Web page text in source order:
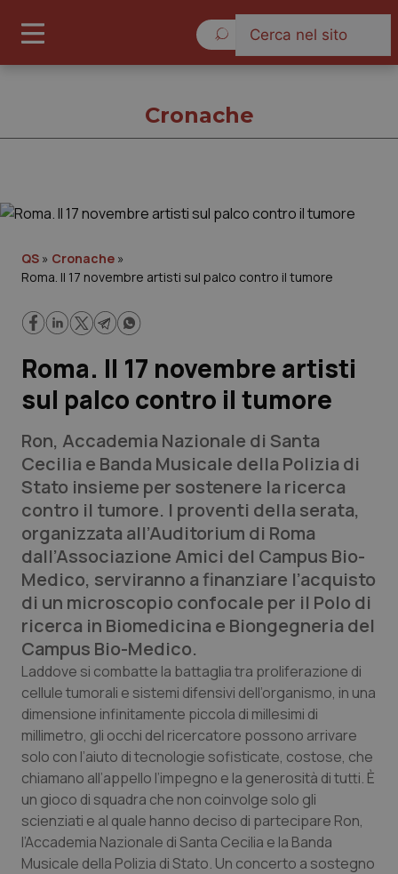
Cronache
Lavoro e Professioni
Scienza e Farmaci
Studi e Analisi
Lettere al direttore
Edizioni Regionali
QS Pro
Professionisti Sanitari.AI
Abruzzo
Basilicata
Calabria
Campania
QS Pro Gold
Artrite & artrosi
Asma & BPCO
Car-T
QS Club Newsletter
Cronache
QS » Cronache »
Roma. Il 17 novembre artisti sul palco contro il tumore
Roma. Il 17 novembre artisti
sul palco contro il tumore
Ron, Accademia Nazionale di Santa
Cecilia e Banda Musicale della Polizia di
Stato insieme per sostenere la ricerca
contro il tumore. I proventi della serata,
organizzata all’Auditorium di Roma
dall’Associazione Amici del Campus Bio-
Medico, serviranno a finanziare l’acquisto
di un microscopio confocale per il Polo di
ricerca in Biomedicina e Biongegneria del
Campus Bio-Medico.
Laddove si combatte la battaglia tra proliferazione di
cellule tumorali e sistemi difensivi dell’organismo, in una
dimensione infinitamente piccola di millesimi di
millimetro, gli occhi del ricercatore possono arrivare
solo con l’aiuto di tecnologie sofisticate, costose, che
chiamano all’appello l’impegno e la generosità di tutti. È
un gioco di squadra che non coinvolge solo gli
scienziati e al quale hanno deciso di partecipare Ron,
l’Accademia Nazionale di Santa Cecilia e la Banda
Musicale della Polizia di Stato. Un concerto a sostegno